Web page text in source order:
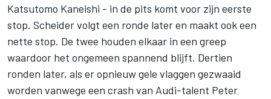
Katsutomo Kaneishi - in de pits komt voor zijn eerste
stop. Scheider volgt een ronde later en maakt ook een
nette stop. De twee houden elkaar in een greep
waardoor het ongemeen spannend blijft. Dertien
ronden later, als er opnieuw gele vlaggen gezwaaid
worden vanwege een crash van Audi-talent Peter